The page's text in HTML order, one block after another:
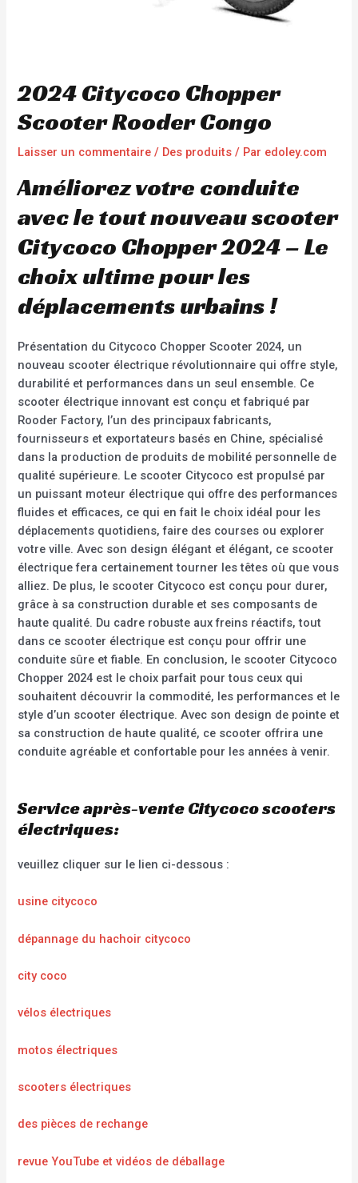
2024 Citycoco Chopper
Scooter Rooder Congo
Laisser un commentaire / Des produits / Par edoley.com
Améliorez votre conduite
avec le tout nouveau scooter
Citycoco Chopper 2024 – Le
choix ultime pour les
déplacements urbains !
Présentation du Citycoco Chopper Scooter 2024, un
nouveau scooter électrique révolutionnaire qui offre style,
durabilité et performances dans un seul ensemble. Ce
scooter électrique innovant est conçu et fabriqué par
Rooder Factory, l’un des principaux fabricants,
fournisseurs et exportateurs basés en Chine, spécialisé
dans la production de produits de mobilité personnelle de
qualité supérieure. Le scooter Citycoco est propulsé par
un puissant moteur électrique qui offre des performances
fluides et efficaces, ce qui en fait le choix idéal pour les
déplacements quotidiens, faire des courses ou explorer
votre ville. Avec son design élégant et élégant, ce scooter
électrique fera certainement tourner les têtes où que vous
alliez. De plus, le scooter Citycoco est conçu pour durer,
grâce à sa construction durable et ses composants de
haute qualité. Du cadre robuste aux freins réactifs, tout
dans ce scooter électrique est conçu pour offrir une
conduite sûre et fiable. En conclusion, le scooter Citycoco
Chopper 2024 est le choix parfait pour tous ceux qui
souhaitent découvrir la commodité, les performances et le
style d’un scooter électrique. Avec son design de pointe et
sa construction de haute qualité, ce scooter offrira une
conduite agréable et confortable pour les années à venir.
Service après-vente Citycoco scooters
électriques:
veuillez cliquer sur le lien ci-dessous :
usine citycoco
dépannage du hachoir citycoco
city coco
vélos électriques
motos électriques
scooters électriques
des pièces de rechange
revue YouTube et vidéos de déballage